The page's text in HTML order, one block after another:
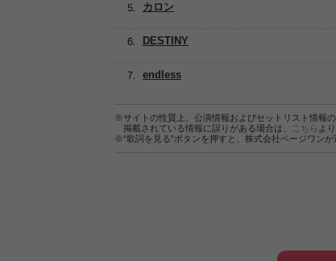
DESTINY
カロン
endless
※サイトの性質上、公演情報およびセットリスト情報
掲載されている情報に誤りがある場合は、
こちら よ
※“歌詞を見る”ボタンを押すと、株式会社ページワン